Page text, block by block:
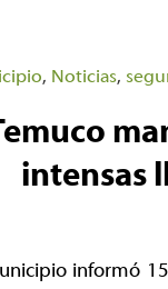
, Noticias,
intensas
informó